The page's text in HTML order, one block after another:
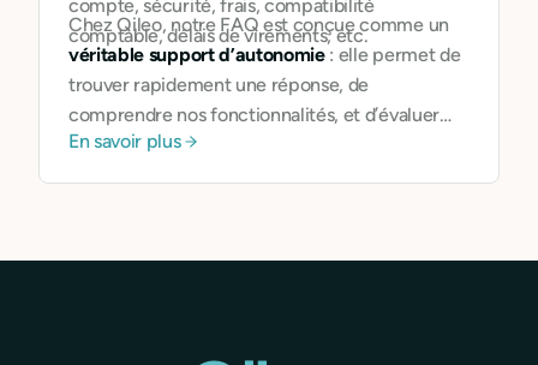
compte, sécurité, frais, compatibilité
comptable, délais de virements, etc.
Chez Qileo, notre FAQ est conçue comme un
véritable support d’autonomie: elle permet de
trouver rapidement une réponse, de
comprendre nos fonctionnalités, et d’évaluer
notre engagement. Elle fait aussi partie de notre
En savoir plus